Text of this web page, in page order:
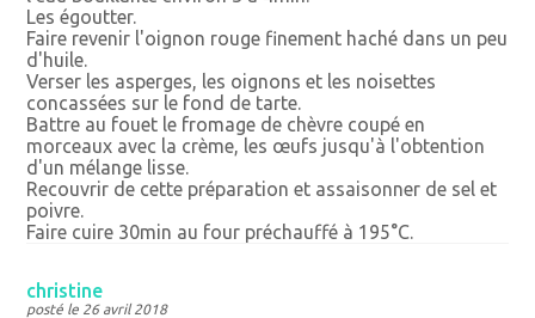
Les égoutter.
Faire revenir l'oignon rouge finement haché dans un peu
d'huile.
Verser les asperges, les oignons et les noisettes
concassées sur le fond de tarte.
Battre au fouet le fromage de chèvre coupé en
morceaux avec la crème, les œufs jusqu'à l'obtention
d'un mélange lisse.
Recouvrir de cette préparation et assaisonner de sel et
poivre.
Faire cuire 30min au four préchauffé à 195°C.
christine
posté le 26 avril 2018